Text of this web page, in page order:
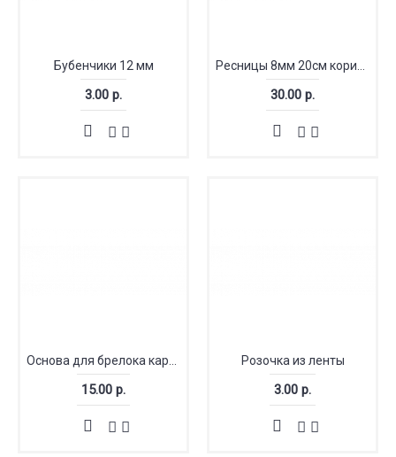
Бубенчики 12 мм
3.00 р. 30.00 р.
15.00 р.
Розочка из ленты
3.00 р.